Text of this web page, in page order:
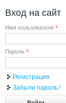
Вход на сайт
Имя пользователя *
Пароль *
Регистрация
Забыли пароль?